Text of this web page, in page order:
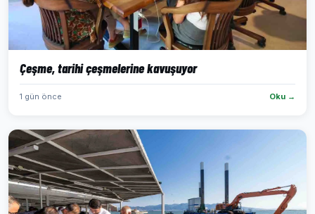
Çeşme, tarihi çeşmelerine kavuşuyor
1 gün önce Oku →